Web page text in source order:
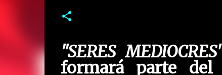
"SERES
formará parte del